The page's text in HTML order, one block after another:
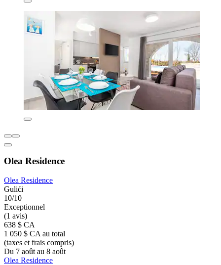
Olea Residence
Olea Residence
Gulići
10/10
Exceptionnel
(1 avis)
638 $ CA
1 050 $ CA au total
(taxes et frais compris)
Du 7 août au 8 août
Olea Residence